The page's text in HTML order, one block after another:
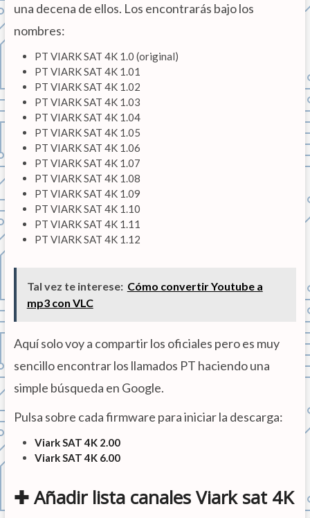
una decena de ellos. Los encontrarás bajo los
nombres:
PT VIARK SAT 4K 1.0 (original)
PT VIARK SAT 4K 1.01
PT VIARK SAT 4K 1.02
PT VIARK SAT 4K 1.03
PT VIARK SAT 4K 1.04
PT VIARK SAT 4K 1.05
PT VIARK SAT 4K 1.06
PT VIARK SAT 4K 1.07
PT VIARK SAT 4K 1.08
PT VIARK SAT 4K 1.09
PT VIARK SAT 4K 1.10
PT VIARK SAT 4K 1.11
PT VIARK SAT 4K 1.12
Tal vez te interese: Cómo convertir Youtube a
mp3 con VLC
Aquí solo voy a compartir los oficiales pero es muy
sencillo encontrar los llamados PT haciendo una
simple búsqueda en Google.
Pulsa sobre cada firmware para iniciar la descarga:
Viark SAT 4K 2.00
Viark SAT 4K 6.00
✚ Añadir lista canales Viark sat 4K